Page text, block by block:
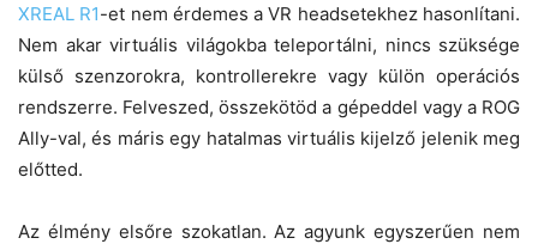
XREAL R1-et nem érdemes a VR headsetekhez hasonlítani.
Nem akar virtuális világokba teleportálni, nincs szüksége
külső szenzorokra, kontrollerekre vagy külön operációs
rendszerre. Felveszed, összekötöd a gépeddel vagy a ROG
Ally-val, és máris egy hatalmas virtuális kijelző jelenik meg
előtted.
Az élmény elsőre szokatlan. Az agyunk egyszerűen nem